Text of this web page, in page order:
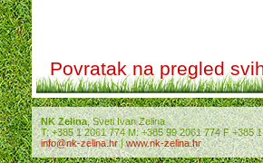
Povratak na pregled
NK Zelina, Sveti Ivan Zelina
T: +385 1 2061 774 M: +385 99 2061 774 F +385
info@nk-zelina.hr|www.nk-zelina.hr